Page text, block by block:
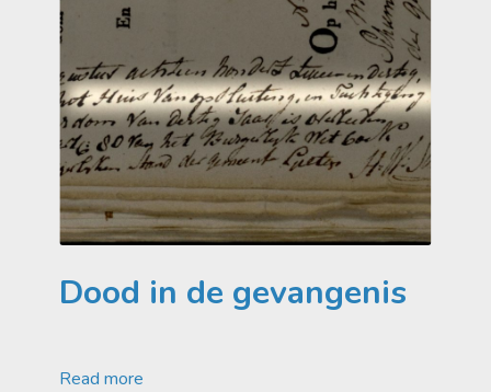
Dood in de gevangenis
Read more